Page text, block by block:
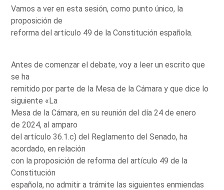
Vamos a ver en esta sesión, como punto único, la
proposición de
reforma del artículo 49 de la Constitución española.
Antes de comenzar el debate, voy a leer un escrito que
se ha
remitido por parte de la Mesa de la Cámara y que dice lo
siguiente «La
Mesa de la Cámara, en su reunión del día 24 de enero
de 2024, al amparo
del artículo 36.1.c) del Reglamento del Senado, ha
acordado, en relación
con la proposición de reforma del artículo 49 de la
Constitución
española, no admitir a trámite las siguientes enmiendas